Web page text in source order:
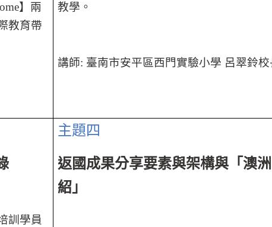
】兩
教育帶
教學。
講師: 臺南市安平區西門實驗小學 呂翠鈴校
訓學員
主題四
返國成果分享要素與架構與「澳
紹」